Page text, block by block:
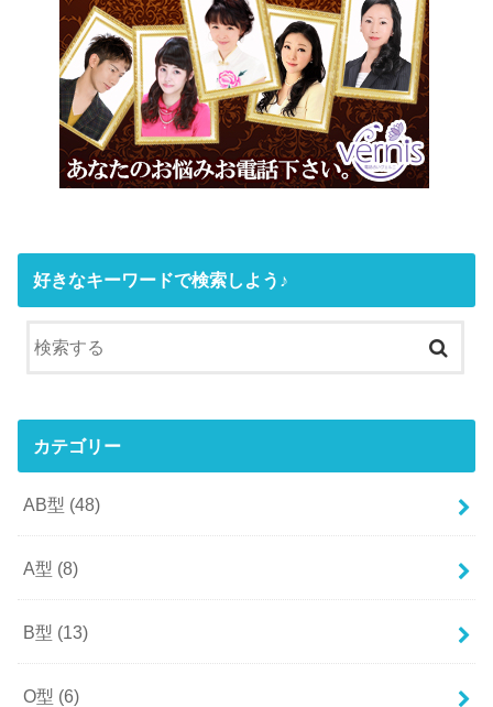
好きなキーワードで検索しよう♪
カテゴリー
AB型 (48)
A型 (8)
B型 (13)
O型 (6)